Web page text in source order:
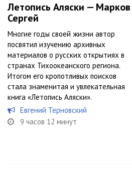
Летопись Аляски — Марков
Сергей
Многие годы своей жизни автор
посвятил изучению архивных
материалов о русских открытиях в
странах Тихоокеанского региона.
Итогом его кропотливых поисков
стала знаменитая и увлекательная
книга «Летопись Аляски».
Евгений Терновский
9 часов 12 минут